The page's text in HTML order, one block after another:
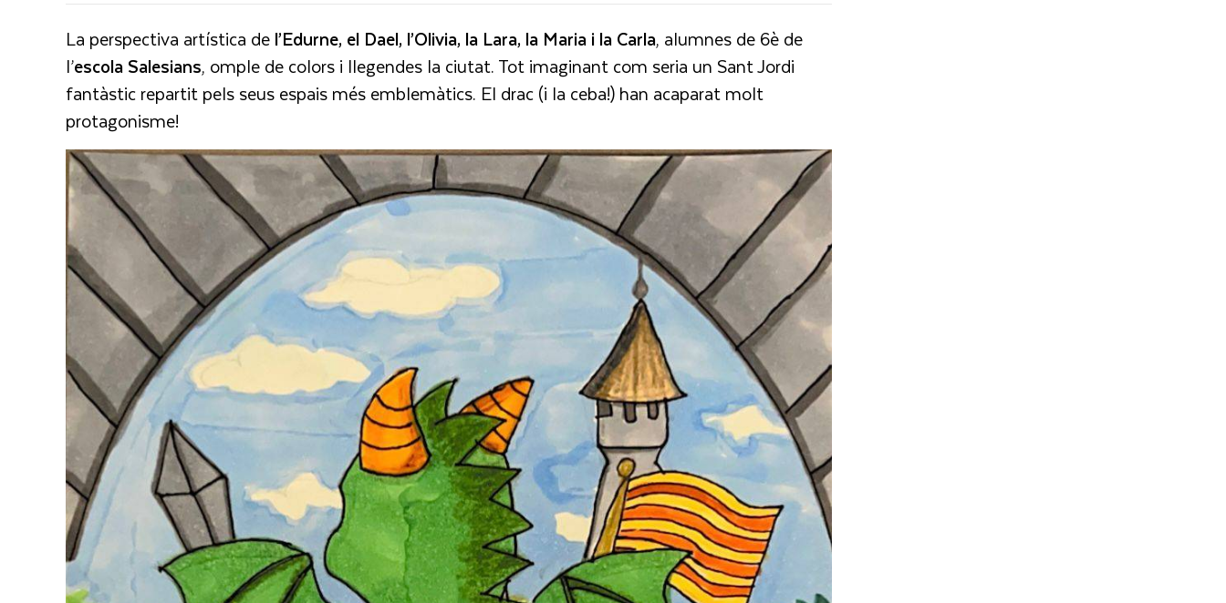
La perspectiva artística del’Edurne, el Dael, l’Olivia, la Lara, la Maria i la Carla, alumnes de 6è de
l’escolaSalesians, omple de colors i llegendes la ciutat. Tot imaginant com seria un Sant Jordi
fantàstic repartit pels seus espais més emblemàtics. El drac (i la ceba!) han acaparat molt
protagonisme!